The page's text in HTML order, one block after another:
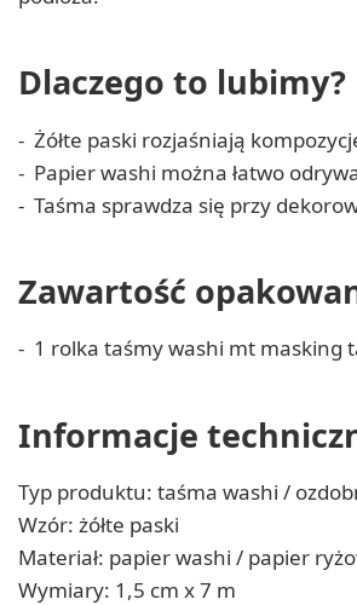
Dlaczego to lubimy?
Żółte paski rozjaśniają
Papier washi można łatwo
Taśma sprawdza się przy
Zawartość
1 rolka taśmy washi mt masking
Informacje
Typ produktu: taśma washi /
Wzór: żółte paski
Materiał: papier washi / papier
Wymiary: 1,5 cm x 7 m